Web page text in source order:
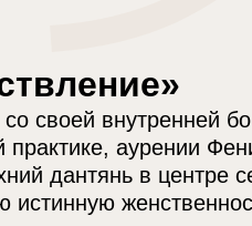
своей внутренней
аурении
дантянь в центре
истинную